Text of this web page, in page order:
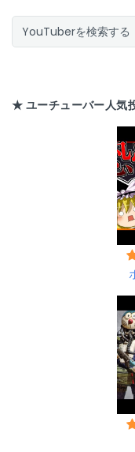
★ ユーチューバー人気